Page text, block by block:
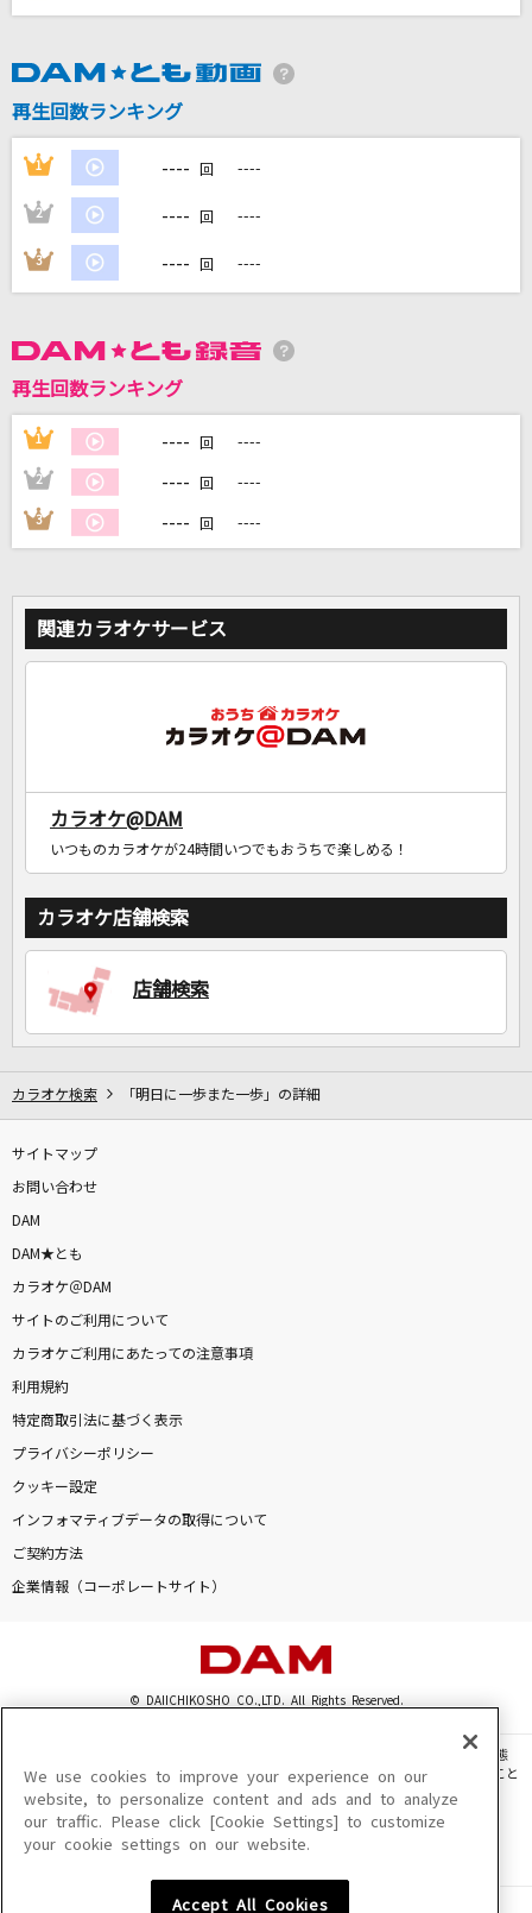
林原めぐみ
Year N
Mili
DAMの新曲・ランキングなど
DAMに会員登録・ログインして
自宅でカラオケ歌い放題！
再生回数ランキング
1 ---- 回 ----
2 ---- 回 ----
3 ---- 回 ----
再生回数ランキング
1 ---- 回 ----
2 ---- 回 ----
3 ---- 回 ----
関連カラオケサービス
カラオケ@DAM
いつものカラオケが24時間いつでもおうちで楽しめる！
カラオケ店舗検索
店舗検索
カラオケ検索 「明日に一歩また一歩」の詳細
サイトマップ
お問い合わせ
DAM
DAM★とも
カラオケ＠DAM
サイトのご利用について
カラオケご利用にあたっての注意事項
利用規約
特定商取引法に基づく表示
プライバシーポリシー
クッキー設定
インフォマティブデータの取得について
ご契約方法
企業情報（コーポレートサイト）
© DAIICHIKOSHO CO.,LTD. All Rights Reserved.
このサイトに掲載されている一切の文章・画像・写真・動画・音声等を、手段や形態
を問わず、著作権法の定める範囲を超えて無断で複製、転載、ファイル化などすること
を禁じます。
楽曲及びコンテンツは、機種によりご利用いただけない場合があります。
楽曲及びコンテンツの配信日、配信内容が変更になる場合があります。
We use cookies to improve your experience on our
website, to personalize content and ads and to analyze
our traffic. Please click [Cookie Settings] to customize
your cookie settings on our website.
Accept All Cookies